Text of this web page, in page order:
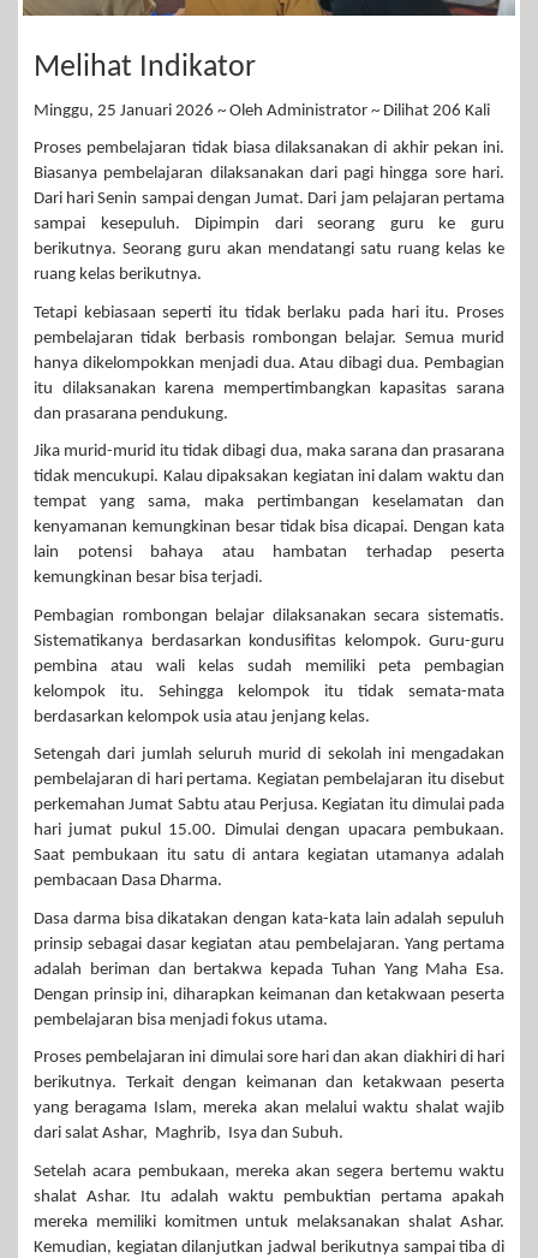
Melihat Indikator
Minggu, 25 Januari 2026 ~ Oleh Administrator ~ Dilihat 206 Kali
Proses pembelajaran tidak biasa dilaksanakan di akhir pekan ini.
Biasanya pembelajaran dilaksanakan dari pagi hingga sore hari.
Dari hari Senin sampai dengan Jumat. Dari jam pelajaran pertama
sampai kesepuluh. Dipimpin dari seorang guru ke guru
berikutnya. Seorang guru akan mendatangi satu ruang kelas ke
ruang kelas berikutnya.
Tetapi kebiasaan seperti itu tidak berlaku pada hari itu. Proses
pembelajaran tidak berbasis rombongan belajar. Semua murid
hanya dikelompokkan menjadi dua. Atau dibagi dua. Pembagian
itu dilaksanakan karena mempertimbangkan kapasitas sarana
dan prasarana pendukung.
Jika murid-murid itu tidak dibagi dua, maka sarana dan prasarana
tidak mencukupi. Kalau dipaksakan kegiatan ini dalam waktu dan
tempat yang sama, maka pertimbangan keselamatan dan
kenyamanan kemungkinan besar tidak bisa dicapai. Dengan kata
lain potensi bahaya atau hambatan terhadap peserta
kemungkinan besar bisa terjadi.
Pembagian rombongan belajar dilaksanakan secara sistematis.
Sistematikanya berdasarkan kondusifitas kelompok. Guru-guru
pembina atau wali kelas sudah memiliki peta pembagian
kelompok itu. Sehingga kelompok itu tidak semata-mata
berdasarkan kelompok usia atau jenjang kelas.
Setengah dari jumlah seluruh murid di sekolah ini mengadakan
pembelajaran di hari pertama. Kegiatan pembelajaran itu disebut
perkemahan Jumat Sabtu atau Perjusa. Kegiatan itu dimulai pada
hari jumat pukul 15.00. Dimulai dengan upacara pembukaan.
Saat pembukaan itu satu di antara kegiatan utamanya adalah
pembacaan Dasa Dharma.
Dasa darma bisa dikatakan dengan kata-kata lain adalah sepuluh
prinsip sebagai dasar kegiatan atau pembelajaran. Yang pertama
adalah beriman dan bertakwa kepada Tuhan Yang Maha Esa.
Dengan prinsip ini, diharapkan keimanan dan ketakwaan peserta
pembelajaran bisa menjadi fokus utama.
Proses pembelajaran ini dimulai sore hari dan akan diakhiri di hari
berikutnya. Terkait dengan keimanan dan ketakwaan peserta
yang beragama Islam, mereka akan melalui waktu shalat wajib
dari salat Ashar, Maghrib, Isya dan Subuh.
Setelah acara pembukaan, mereka akan segera bertemu waktu
shalat Ashar. Itu adalah waktu pembuktian pertama apakah
mereka memiliki komitmen untuk melaksanakan shalat Ashar.
Kemudian, kegiatan dilanjutkan jadwal berikutnya sampai tiba di